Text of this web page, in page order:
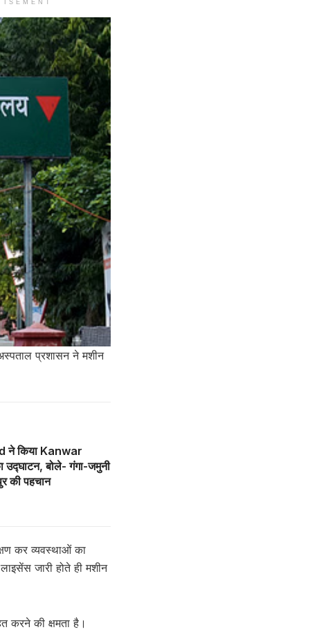
प्रशासन ने मशीन
ने किया Kanwar
बोले- गंगा-जमुनी
की पहचान
कर व्यवस्थाओं का
जारी होते ही मशीन
करने की क्षमता है।